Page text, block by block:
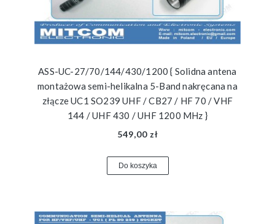
ASS-UC-27/70/144/430/1200 { Solidna antena
montażowa semi-helikalna 5-Band nakręcana na
złącze UC1 SO239 UHF / CB27 / HF 70 / VHF
144 / UHF 430 / UHF 1200 MHz }
549,00 zł
Do koszyka